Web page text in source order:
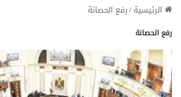
الرئيسية/رفع الحصانة
رفع الحصانة